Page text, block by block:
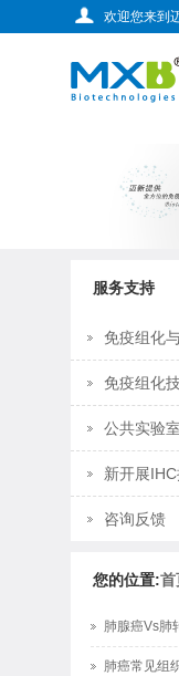
欢迎您来到
服务支持
免疫组化
免疫组化
公共实验室
新开展
咨询反馈
您的位置:首
肺腺癌Vs肺
肺癌常见组